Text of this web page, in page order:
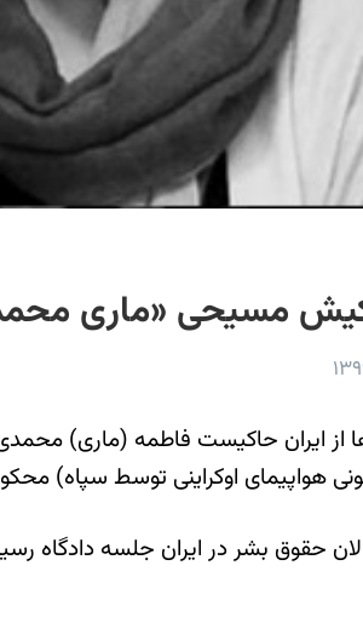
مسیحی «ماری
از ایران حاکیست فاطمه (ماری)